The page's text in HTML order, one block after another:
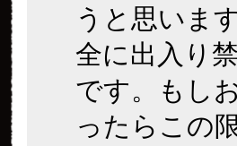
うと思いま
全に出入り
です。もし
ったらこの